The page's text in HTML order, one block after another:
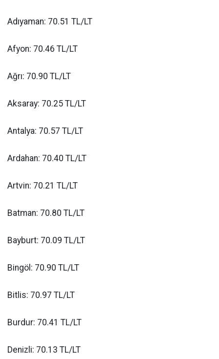
Adıyaman: 70.51 TL/LT
Afyon: 70.46 TL/LT
Ağrı: 70.90 TL/LT
Aksaray: 70.25 TL/LT
Antalya: 70.57 TL/LT
Ardahan: 70.40 TL/LT
Artvin: 70.21 TL/LT
Batman: 70.80 TL/LT
Bayburt: 70.09 TL/LT
Bingöl: 70.90 TL/LT
Bitlis: 70.97 TL/LT
Burdur: 70.41 TL/LT
Denizli: 70.13 TL/LT